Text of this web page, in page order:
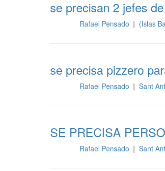
se precisan 2 jefes
Rafael Pensado | (Islas
se precisa pizzero
Rafael Pensado | Sant
SE PRECISA
Rafael Pensado | Sant